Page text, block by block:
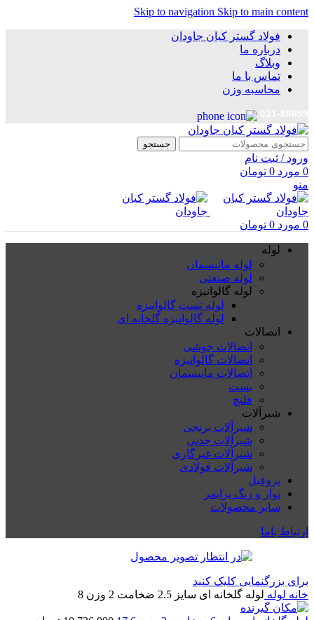
Skip to navigation Skip to main content
فولاد گستر کیان جاودان
درباره ما
وبلاگ
تماس با ما
محاسبه وزن
جستجو
ورود / ثبت نام
0 مورد 0 تومان
منو
0 مورد 0 تومان
لوله
لوله مانیسمان
لوله صنعتی
لوله گالوانیزه
لوله تست گالوانیزه
لوله گالوانیزه گلخانه ای
اتصالات
اتصالات جوشی
اتصالات گالوانیزه
اتصالات مانیسمان
بست
فلنچ
شیرآلات
شیرآلات برنجی
شیرآلات چدنی
شیرآلات غیرگازی
شیرآلات فولادی
پروفیل
نوار و رنگ پرایمر
سایر محصولات
ارتباط باما
برای بزرگنمایی کلیک کنید
خانه لوله لوله گلخانه ای سایز 2.5 ضخامت 2 وزن 8